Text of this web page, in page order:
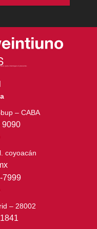
para interrogar el presente.
– CABA
9090
coyoacán
7999
– 28002